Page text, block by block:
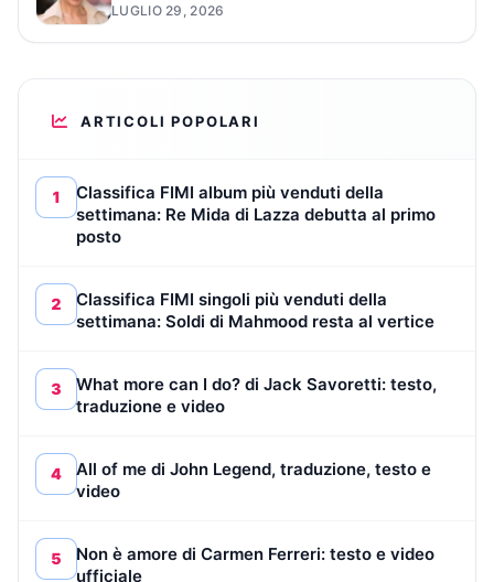
LUGLIO 29, 2026
ARTICOLI POPOLARI
1
Classifica FIMI album più venduti della
settimana: Re Mida di Lazza debutta al primo
posto
2
Classifica FIMI singoli più venduti della
settimana: Soldi di Mahmood resta al vertice
3
What more can I do? di Jack Savoretti: testo,
traduzione e video
4
All of me di John Legend, traduzione, testo e
video
5
Non è amore di Carmen Ferreri: testo e video
ufficiale